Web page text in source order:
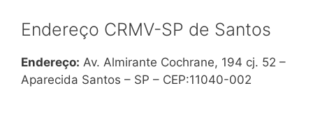
Endereço CRMV-SP de Santos
Endereço: Av. Almirante Cochrane, 194 cj. 52 –
Aparecida Santos – SP – CEP:11040-002